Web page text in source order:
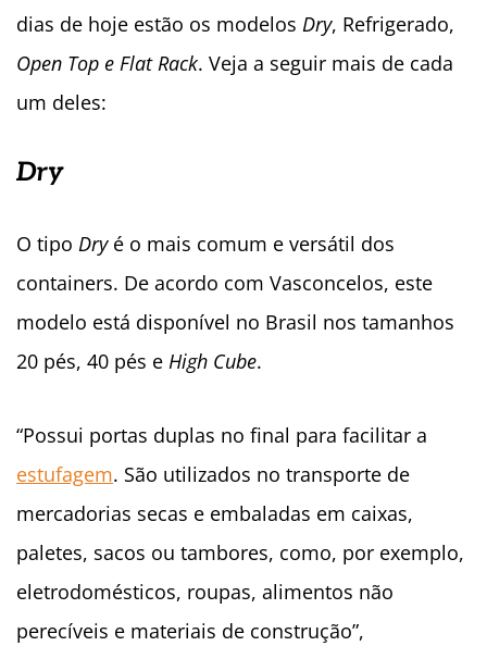
dias de hoje estão os modelos Dry, Refrigerado,
Open Top e Flat Rack. Veja a seguir mais de cada
um deles:
Dry
O tipo Dryé o mais comum e versátil dos
containers. De acordo com Vasconcelos, este
modelo está disponível no Brasil nos tamanhos
20 pés, 40 pés e High Cube.
“Possui portas duplas no final para facilitar a
estufagem. São utilizados no transporte de
mercadorias secas e embaladas em caixas,
paletes, sacos ou tambores, como, por exemplo,
eletrodomésticos, roupas, alimentos não
perecíveis e materiais de construção”,